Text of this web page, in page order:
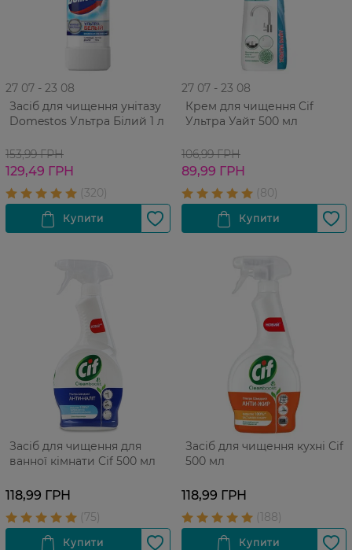
27 07 - 23 08
Засіб для чищення унітазу
Domestos Ультра Білий 1 л
153,99 ГРН
129,49 ГРН
27 07 - 23 08
Крем для чищення Cif
Ультра Уайт 500 мл
106,99 ГРН
89,99 ГРН
Засіб для чищення для
ванної кімнати Cif 500 мл
118,99 ГРН
Засіб для чищення кухні Cif
500 мл
118,99 ГРН